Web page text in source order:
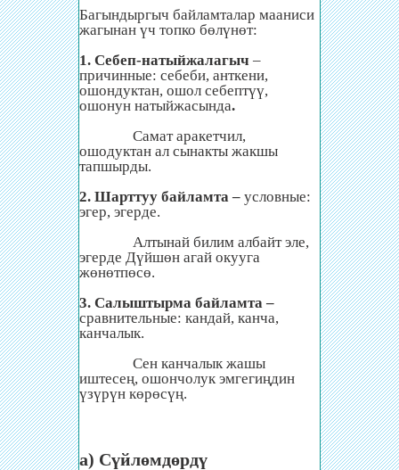
Багындыргыч байламталар мааниси
жагынан үч топко бөлүнөт:
1. Себеп-натыйжалагыч –
причинные: себеби, анткени,
ошондуктан, ошол себептүү,
ошонун натыйжасында.
Самат аракетчил,
ошодуктан ал сынакты жакшы
тапшырды.
2. Шарттуу байламта – условные:
эгер, эгерде.
Алтынай билим албайт эле,
эгерде Дүйшөн агай окууга
жөнөтпөсө.
3. Салыштырма байламта –
сравнительные: кандай, канча,
канчалык.
Сен канчалык жашы
иштесең, ошончолук эмгегиңдин
үзүрүн көрөсүң.
а) Сүйлөмдөрдү